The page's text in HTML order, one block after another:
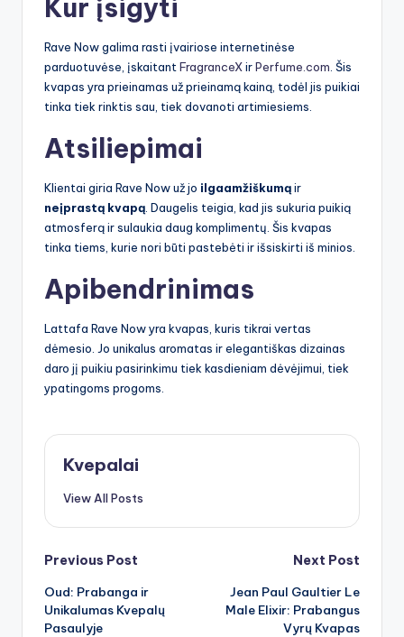
Kur įsigyti
Rave Now galima rasti įvairiose internetinėse
parduotuvėse, įskaitantFragranceXirPerfume.com. Šis
kvapas yra prieinamas už prieinamą kainą, todėl jis puikiai
tinka tiek rinktis sau, tiek dovanoti artimiesiems.
Atsiliepimai
Klientai giria Rave Now už jo ilgaamžiškumąir
neįprastą kvapą. Daugelis teigia, kad jis sukuria puikią
atmosferą ir sulaukia daug komplimentų. Šis kvapas
tinka tiems, kurie nori būti pastebėti ir išsiskirti iš minios.
Apibendrinimas
Lattafa Rave Now yra kvapas, kuris tikrai vertas
dėmesio. Jo unikalus aromatas ir elegantiškas dizainas
daro jį puikiu pasirinkimu tiek kasdieniam dėvėjimui, tiek
ypatingoms progoms.
Kvepalai
View All Posts
Post
navigation
Previous Post
Oud: Prabanga ir
Unikalumas Kvepalų
Pasaulyje
Next Post
Jean Paul Gaultier Le
Male Elixir: Prabangus
Vyrų Kvapas